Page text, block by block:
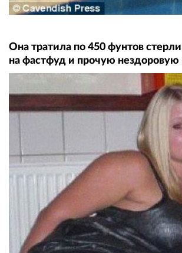
Она тратила по 450 фунтов
на фастфуд и прочую